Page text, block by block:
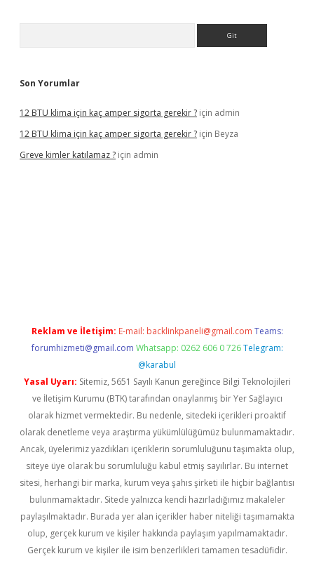
Son Yorumlar
12 BTU klima için kaç amper sigorta gerekir ? için admin
12 BTU klima için kaç amper sigorta gerekir ? için Beyza
Greve kimler katılamaz ? için admin
Reklam ve İletişim: E-mail: backlinkpaneli@gmail.com Teams:
forumhizmeti@gmail.com Whatsapp: 0262 606 0 726 Telegram:
@karabul
Yasal Uyarı: Sitemiz, 5651 Sayılı Kanun gereğince Bilgi Teknolojileri
ve İletişim Kurumu (BTK) tarafından onaylanmış bir Yer Sağlayıcı
olarak hizmet vermektedir. Bu nedenle, sitedeki içerikleri proaktif
olarak denetleme veya araştırma yükümlülüğümüz bulunmamaktadır.
Ancak, üyelerimiz yazdıkları içeriklerin sorumluluğunu taşımakta olup,
siteye üye olarak bu sorumluluğu kabul etmiş sayılırlar. Bu internet
sitesi, herhangi bir marka, kurum veya şahıs şirketi ile hiçbir bağlantısı
bulunmamaktadır. Sitede yalnızca kendi hazırladığımız makaleler
paylaşılmaktadır. Burada yer alan içerikler haber niteliği taşımamakta
olup, gerçek kurum ve kişiler hakkında paylaşım yapılmamaktadır.
Gerçek kurum ve kişiler ile isim benzerlikleri tamamen tesadüfidir.